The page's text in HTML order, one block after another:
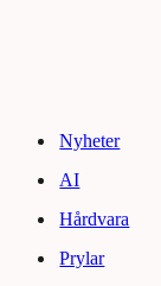
Nyheter
AI
Hårdvara
Prylar